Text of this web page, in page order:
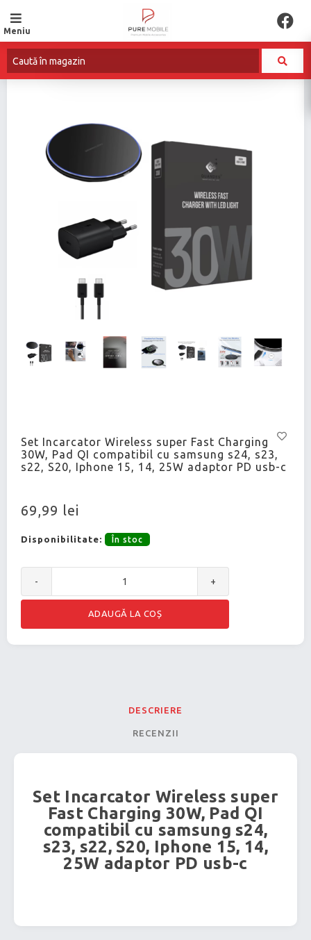
Meniu
Set Incarcator Wireless super Fast Charging
30W, Pad QI compatibil cu samsung s24, s23,
s22, S20, Iphone 15, 14, 25W adaptor PD usb-c
69,99 lei
Disponibilitate: În stoc
- +
DESCRIERE
RECENZII
Set Incarcator Wireless super
Fast Charging 30W, Pad QI
compatibil cu samsung s24,
s23, s22, S20, Iphone 15, 14,
25W adaptor PD usb-c